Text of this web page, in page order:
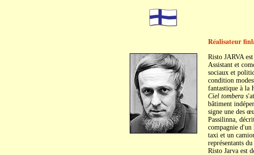
Réalisateur
Risto JARVA
Assistant et
sociaux et
condition
fantastique à la
Ciel tombera
bâtiment
signe une des
Passilinna,
compagnie
taxi et un
représentants
Risto Jarva est